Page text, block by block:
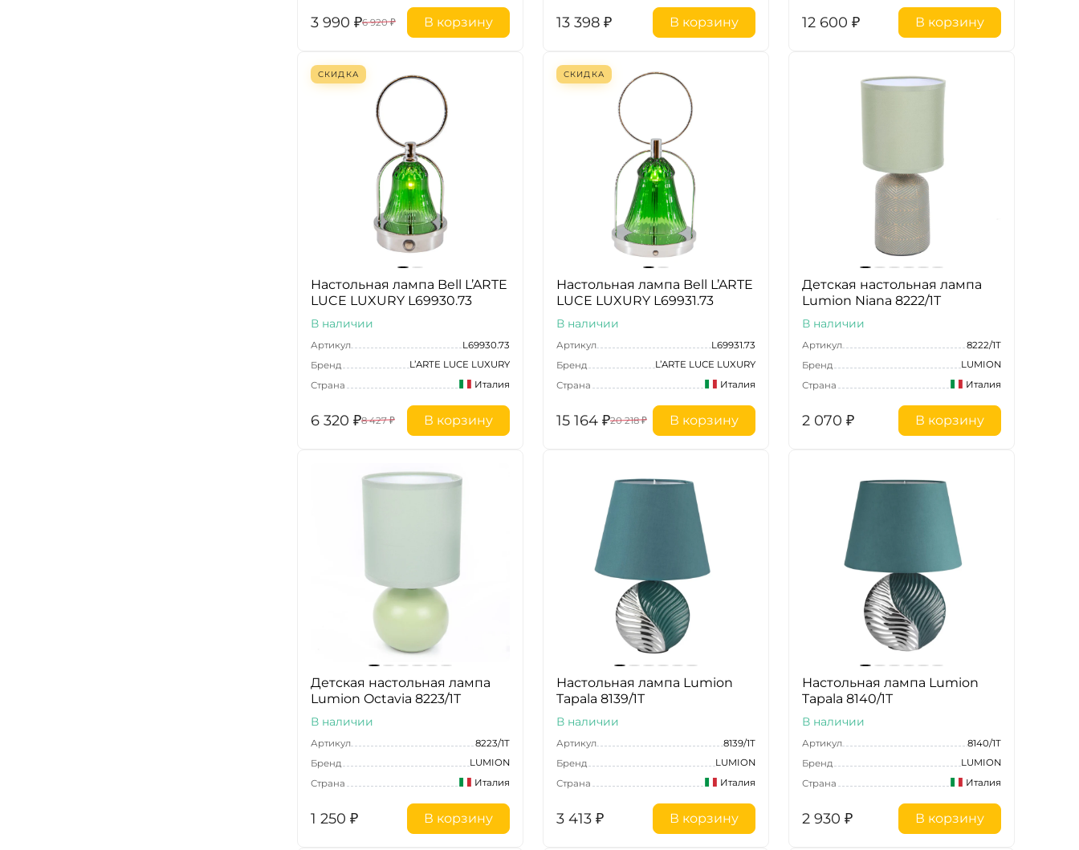
3 990 ₽6 920 ₽ В корзину 13 398 ₽ В корзину 12 600 ₽ В корзину
СКИДКА
Настольная лампа Bell L’ARTE
LUCE LUXURY L69930.73
В наличии
Артикул
L69930.73
Бренд
L’ARTE LUCE LUXURY
Страна
Италия
6 320 ₽8 427 ₽ В корзину
СКИДКА
Настольная лампа Bell L’ARTE
LUCE LUXURY L69931.73
В наличии
Артикул
L69931.73
Бренд
L’ARTE LUCE LUXURY
Страна
Италия
15 164 ₽20 218 ₽ В корзину
Детская настольная лампа
Lumion Niana 8222/1T
В наличии
Артикул
8222/1T
Бренд
LUMION
Страна
Италия
2 070 ₽ В корзину
Детская настольная лампа
Lumion Octavia 8223/1T
В наличии
Артикул
8223/1T
Бренд
LUMION
Страна
Италия
1 250 ₽ В корзину
Настольная лампа Lumion
Tapala 8139/1T
В наличии
Артикул
8139/1T
Бренд
LUMION
Страна
Италия
3 413 ₽ В корзину
Настольная лампа Lumion
Tapala 8140/1T
В наличии
Артикул
8140/1T
Бренд
LUMION
Страна
Италия
2 930 ₽ В корзину